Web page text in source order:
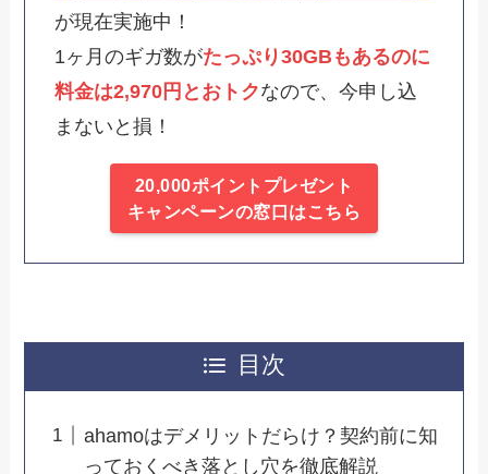
が現在実施中！
1ヶ月のギガ数がたっぷり30GBもあるのに
料金は2,970円とおトクなので、今申し込
まないと損！
20,000ポイントプレゼント
キャンペーンの窓口はこちら
目次
ahamoはデメリットだらけ？契約前に知
っておくべき落とし穴を徹底解説